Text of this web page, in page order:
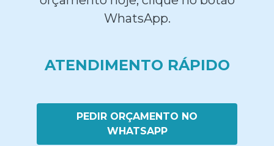
WhatsApp.
ATENDIMENTO RÁPIDO
PEDIR ORÇAMENTO NO
WHATSAPP